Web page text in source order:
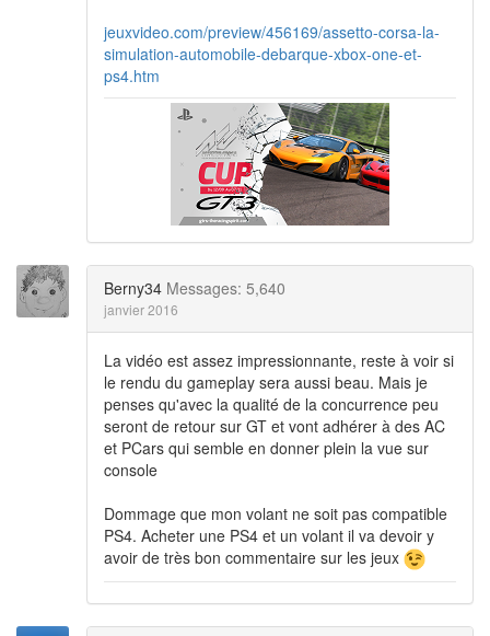
jeuxvideo.com/preview/456169/assetto-corsa-la-
simulation-automobile-debarque-xbox-one-et-
ps4.htm
Berny34 Messages: 5,640
janvier 2016
La vidéo est assez impressionnante, reste à voir si
le rendu du gameplay sera aussi beau. Mais je
penses qu'avec la qualité de la concurrence peu
seront de retour sur GT et vont adhérer à des AC
et PCars qui semble en donner plein la vue sur
console
Dommage que mon volant ne soit pas compatible
PS4. Acheter une PS4 et un volant il va devoir y
avoir de très bon commentaire sur les jeux